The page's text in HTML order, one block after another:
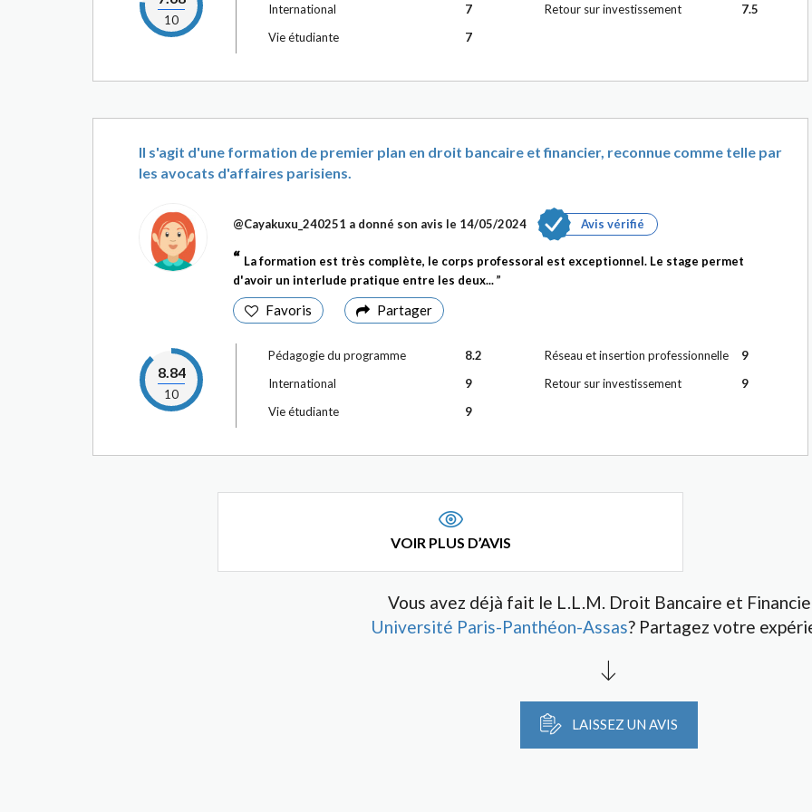
10
International
7
Vie étudiante
7
Retour sur investissement 7.5
Il s'agit d'une formation de premier plan en droit bancaire et financier, reconnue comme telle par
les avocats d'affaires parisiens.
@Cayakuxu_240251 a donné son avis le 14/05/2024 Avis vérifié
La formation est très complète, le corps professoral est exceptionnel. Le stage permet
d'avoir un interlude pratique entre les deux...
Favoris Partager
8.84
10
Pédagogie du programme
8.2
International
9
Vie étudiante
9
Réseau et insertion professionnelle
9
Retour sur investissement
9
VOIR PLUS D’AVIS
Vous avez déjà fait le L.L.M. Droit Bancaire et
Université Paris-Panthéon-Assas? Partagez votre
LAISSEZ UN AVIS